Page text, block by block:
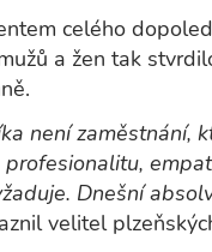
celého
a žen tak
není zaměstnání,
Dnešní
velitel